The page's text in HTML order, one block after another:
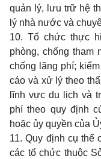
quản lý, lưu trữ hệ
lý nhà nước và
10. Tổ chức thực
phòng, chống tham
chống lãng phí; kiểm
cáo và xử lý theo
lĩnh vực du lịch và
phí theo quy định
hoặc ủy quyền của
11. Quy định cụ thể
các tổ chức thuộc